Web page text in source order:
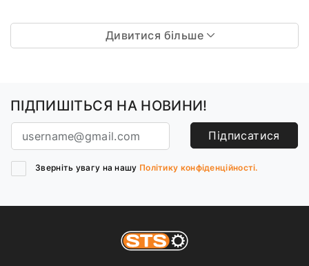
Дивитися більше
ПІДПИШІТЬСЯ НА НОВИНИ!
Підписатися
Зверніть увагу на нашу Політику конфіденційності.